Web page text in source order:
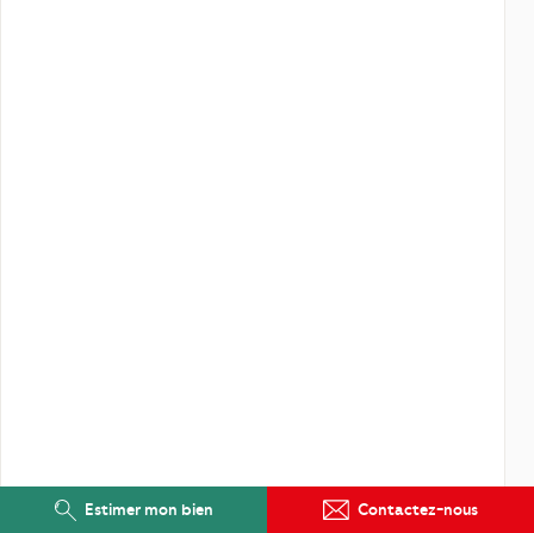
Contactez-nous
Estimer mon bien